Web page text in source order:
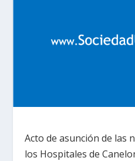
Acto de asunción de las
los Hospitales de